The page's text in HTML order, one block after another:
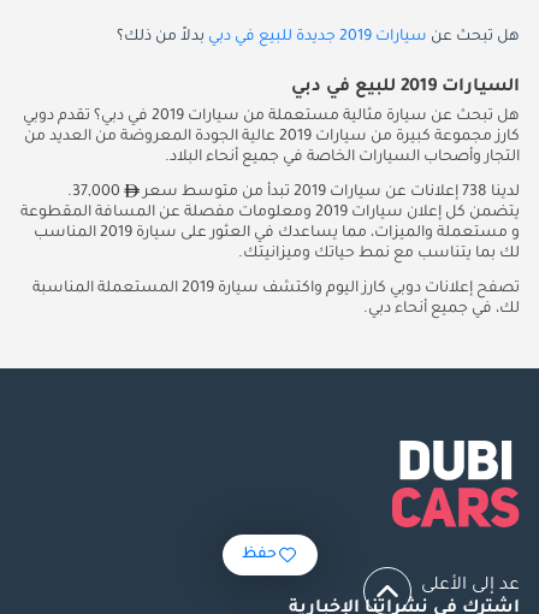
هل تبحث عن سيارات 2019 جديدة للبيع في دبي بدلاً من ذلك؟
السيارات 2019 للبيع في دبي
هل تبحث عن سيارة مثالية مستعملة من سيارات 2019 في دبي؟ تقدم دوبي
كارز مجموعة كبيرة من سيارات 2019 عالية الجودة المعروضة من العديد من
التجار وأصحاب السيارات الخاصة في جميع أنحاء البلاد.
لدينا 738 إعلانات عن سيارات 2019 تبدأ من متوسط ​​سعر
37,000.
يتضمن كل إعلان سيارات 2019 ومعلومات مفصلة عن المسافة المقطوعة
و مستعملة والميزات، مما يساعدك في العثور على سيارة 2019 المناسب
لك بما يتناسب مع نمط حياتك وميزانيتك.
تصفح إعلانات دوبي كارز اليوم واكتشف سيارة 2019 المستعملة المناسبة
لك، في جميع أنحاء دبي.
حفظ
عد إلى الأعلى
اشترك في نشراتنا الإخبارية